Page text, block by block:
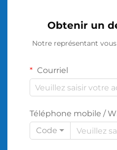
Obtenir un
Notre représentant
Courriel
Téléphone mobile /
Code